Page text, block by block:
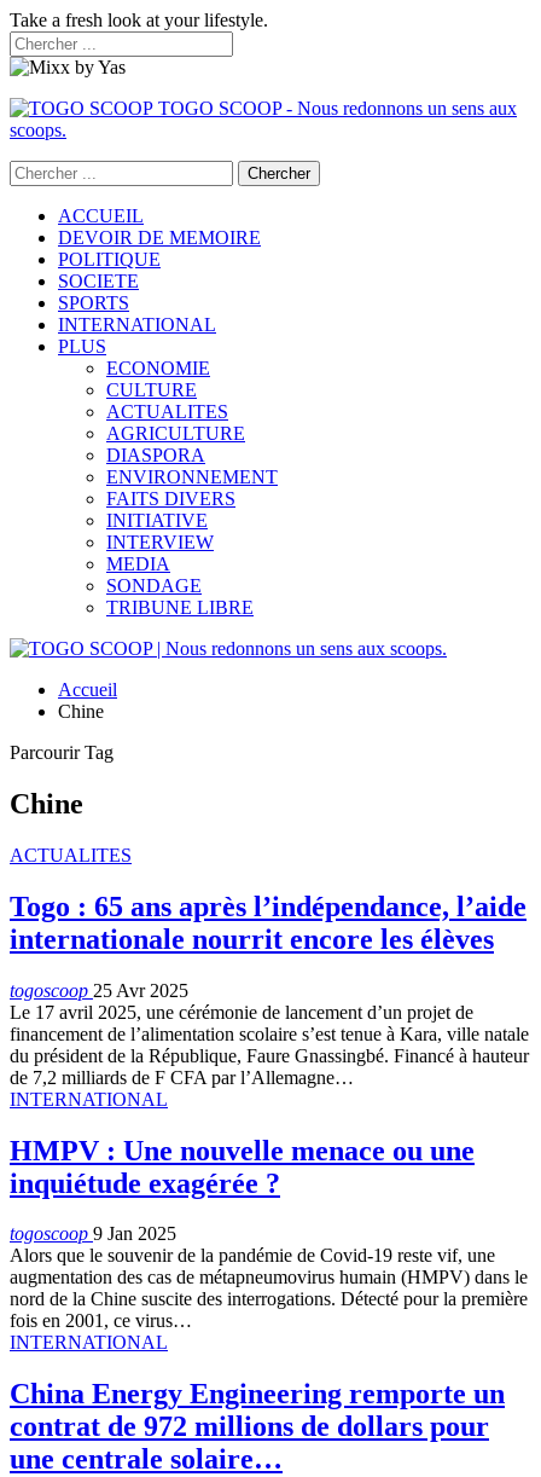
Take a fresh look at your lifestyle.
TOGO SCOOP - Nous redonnons un sens aux
scoops.
ACCUEIL
DEVOIR DE MEMOIRE
POLITIQUE
SOCIETE
SPORTS
INTERNATIONAL
PLUS
ECONOMIE
CULTURE
ACTUALITES
AGRICULTURE
DIASPORA
ENVIRONNEMENT
FAITS DIVERS
INITIATIVE
INTERVIEW
MEDIA
SONDAGE
TRIBUNE LIBRE
Accueil
Chine
Parcourir Tag
Chine
ACTUALITES
Togo : 65 ans après l’indépendance, l’aide
internationale nourrit encore les élèves
togoscoop 25 Avr 2025
Le 17 avril 2025, une cérémonie de lancement d’un projet de
financement de l’alimentation scolaire s’est tenue à Kara, ville natale
du président de la République, Faure Gnassingbé. Financé à hauteur
de 7,2 milliards de F CFA par l’Allemagne…
INTERNATIONAL
HMPV : Une nouvelle menace ou une
inquiétude exagérée ?
togoscoop 9 Jan 2025
Alors que le souvenir de la pandémie de Covid-19 reste vif, une
augmentation des cas de métapneumovirus humain (HMPV) dans le
nord de la Chine suscite des interrogations. Détecté pour la première
fois en 2001, ce virus…
INTERNATIONAL
China Energy Engineering remporte un
contrat de 972 millions de dollars pour
une centrale solaire…